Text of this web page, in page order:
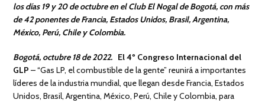
los días 19 y 20 de octubre en el Club El Nogal de Bogotá, con más
de 42 ponentes de Francia, Estados Unidos, Brasil, Argentina,
México, Perú, Chile y Colombia.
Bogotá, octubre 18 de 2022. El 4º Congreso Internacional del
GLP – “Gas LP, el combustible de la gente” reunirá a importantes
líderes de la industria mundial, que llegan desde Francia, Estados
Unidos, Brasil, Argentina, México, Perú, Chile y Colombia, para